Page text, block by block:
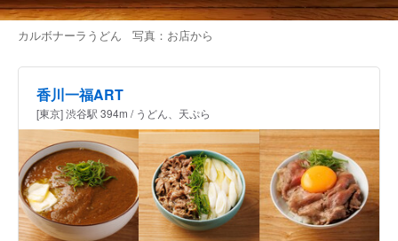
カルボナーラうどん 写真：お店から
香川一福ART
[東京] 渋谷駅 394m / うどん、天ぷら